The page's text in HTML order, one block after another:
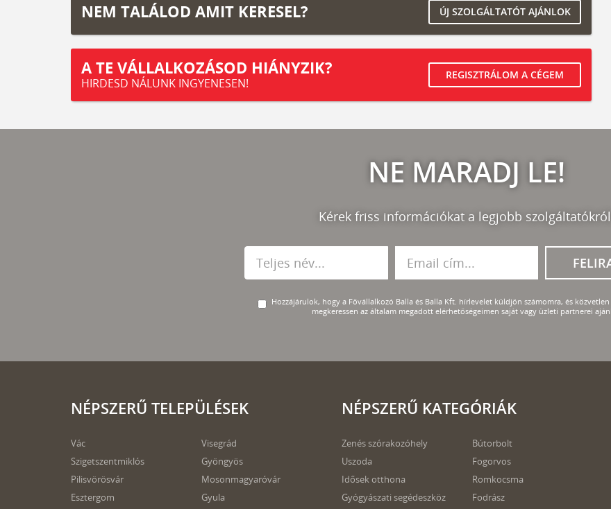
NEM TALÁLOD AMIT KERESEL? ÚJ SZOLGÁLTATÓT AJÁNLOK
A TE VÁLLALKOZÁSOD HIÁNYZIK?
HIRDESD NÁLUNK INGYENESEN!
REGISZTRÁLOM A CÉGEM
NE MARADJ LE!
Kérek friss információkat a legjobb
Hozzájárulok, hogy a Fővállalkozó Balla és Balla Kft. hírlevelet küldjön számomra, és közvetlen
megkeressen az általam megadott elérhetőségeimen saját vagy üzleti partnerei
NÉPSZERŰ TELEPÜLÉSEK
Vác
Szigetszentmiklós
Pilisvörösvár
Esztergom
Visegrád
Gyöngyös
Mosonmagyaróvár
Gyula
NÉPSZERŰ KATEGÓRIÁK
Zenés szórakozóhely
Uszoda
Idősek otthona
Gyógyászati segédeszköz
Bútorbolt
Fogorvos
Romkocsma
Fodrász